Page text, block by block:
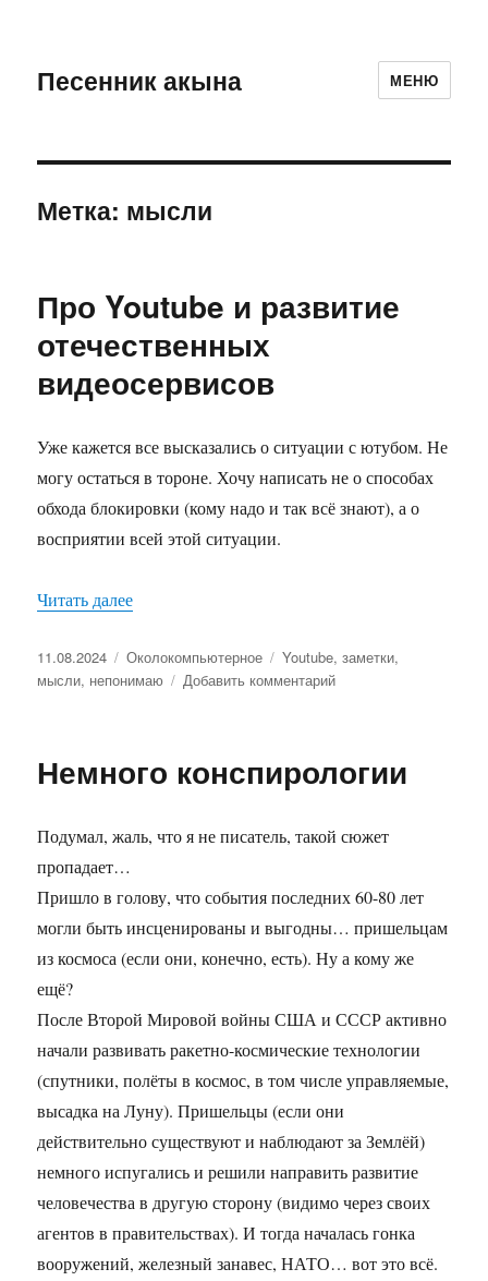
Песенник акына МЕНЮ
Метка: мысли
Про Youtube и развитие
отечественных
видеосервисов
Уже кажется все высказались о ситуации с ютубом. Не
могу остаться в тороне. Хочу написать не о способах
обхода блокировки (кому надо и так всё знают), а о
восприятии всей этой ситуации.
Читать далее
Опубликовано
11.08.2024 Рубрики
Околокомпьютерное Метки
Youtube,заметки,
мысли, непонимаю Добавить комментарий
и
видеосервисов
Немного конспирологии
Подумал, жаль, что я не писатель, такой сюжет
пропадает…
Пришло в голову, что события последних 60-80 лет
могли быть инсценированы и выгодны… пришельцам
из космоса (если они, конечно, есть). Ну а кому же
ещё?
После Второй Мировой войны США и СССР активно
начали развивать ракетно-космические технологии
(спутники, полёты в космос, в том числе управляемые,
высадка на Луну). Пришельцы (если они
действительно существуют и наблюдают за Землёй)
немного испугались и решили направить развитие
человечества в другую сторону (видимо через своих
агентов в правительствах). И тогда началась гонка
вооружений, железный занавес, НАТО… вот это всё.